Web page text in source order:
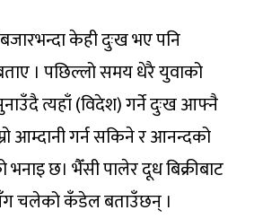
केही दुःख भए पनि
। पछिल्लो समय धेरै युवाको
त्यहाँ (विदेश) गर्ने दुःख आफ्नै
आम्दानी गर्न सकिने र आनन्दको
छ। भैँसी पालेर दूध बिक्रीबाट
चलेको कँडेल बताउँछन् ।